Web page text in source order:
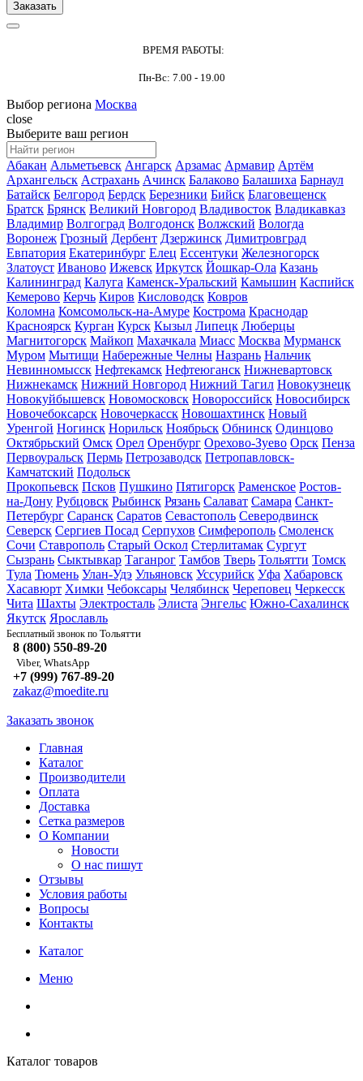
ВРЕМЯ РАБОТЫ:
Пн-Вс: 7.00 - 19.00
Выбор региона Москва
close
Выберите ваш регион
Абакан Альметьевск Ангарск Арзамас Армавир Артём
Архангельск Астрахань Ачинск Балаково Балашиха Барнаул
Батайск Белгород Бердск Березники Бийск Благовещенск
Братск Брянск Великий Новгород Владивосток Владикавказ
Владимир Волгоград Волгодонск Волжский Вологда
Воронеж Грозный Дербент Дзержинск Димитровград
Евпатория Екатеринбург Елец Ессентуки Железногорск
Златоуст Иваново Ижевск Иркутск Йошкар-Ола Казань
Калининград Калуга Каменск-Уральский Камышин Каспийск
Кемерово Керчь Киров Кисловодск Ковров
Коломна Комсомольск-на-Амуре Кострома Краснодар
Красноярск Курган Курск Кызыл Липецк Люберцы
Магнитогорск Майкоп Махачкала Миасс Москва Мурманск
Муром Мытищи Набережные Челны Назрань Нальчик
Невинномысск Нефтекамск Нефтеюганск Нижневартовск
Нижнекамск Нижний Новгород Нижний Тагил Новокузнецк
Новокуйбышевск Новомосковск Новороссийск Новосибирск
Новочебоксарск Новочеркасск Новошахтинск Новый
Уренгой Ногинск Норильск Ноябрьск Обнинск Одинцово
Октябрьский Омск Орел Оренбург Орехово-Зуево Орск Пенза
Первоуральск Пермь Петрозаводск Петропавловск-
Камчатский Подольск
Прокопьевск Псков Пушкино Пятигорск Раменское Ростов-
на-Дону Рубцовск Рыбинск Рязань Салават Самара Санкт-
Петербург Саранск Саратов Севастополь Северодвинск
Северск Сергиев Посад Серпухов Симферополь Смоленск
Сочи Ставрополь Старый Оскол Стерлитамак Сургут
Сызрань Сыктывкар Таганрог Тамбов Тверь Тольятти Томск
Тула Тюмень Улан-Удэ Ульяновск Уссурийск Уфа Хабаровск
Хасавюрт Химки Чебоксары Челябинск Череповец Черкесск
Чита Шахты Электросталь Элиста Энгельс Южно-Сахалинск
Якутск Ярославль
Бесплатный звонок по Тольятти
8 (800) 550-89-20
Viber, WhatsApp
+7 (999) 767-89-20
zakaz@moedite.ru
Заказать звонок
Главная
Каталог
Производители
Оплата
Доставка
Сетка размеров
О Компании
Новости
О нас пишут
Отзывы
Условия работы
Вопросы
Контакты
Каталог
Меню
Каталог товаров